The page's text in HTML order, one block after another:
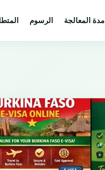
الرسوم مدة المعالجة